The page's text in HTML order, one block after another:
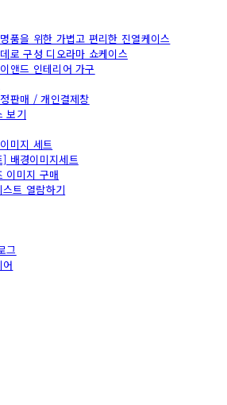
품을 위한 가볍고 편리한 진열케이스
로 구성 디오라마 쇼케이스
앤드 인테리어 가구
판매 / 개인결제창
보기
미지 세트
배경이미지세트
이미지 구매
트 열람하기
그